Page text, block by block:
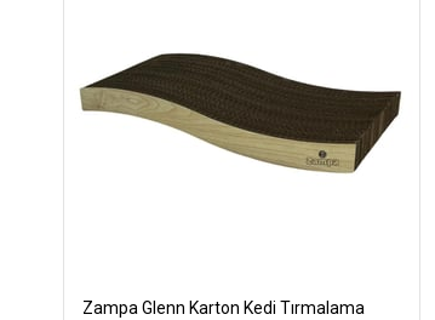
Zampa Glenn Karton Kedi Tırmalama